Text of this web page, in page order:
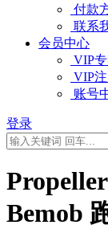
付款
联系
会员中心
VIP专
VIP
账号
登录
Bemob